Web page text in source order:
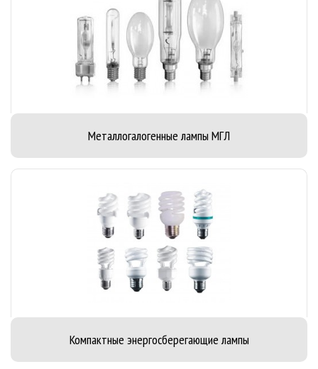
Металлогалогенные лампы МГЛ
Компактные энергосберегающие лампы